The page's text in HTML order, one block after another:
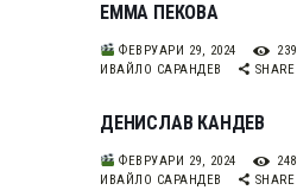
АНАЛИЗИ
БАХТИ НАГРАДИТЕ
ИНТЕРВЮТА
ЗА НАС
ЕММА ПЕКОВА
ФЕВРУАРИ 29, 2024 239
ИВАЙЛО САРАНДЕВ
SHARE
ДЕНИСЛАВ КАНДЕВ
ФЕВРУАРИ 29, 2024 248
ИВАЙЛО САРАНДЕВ
SHARE